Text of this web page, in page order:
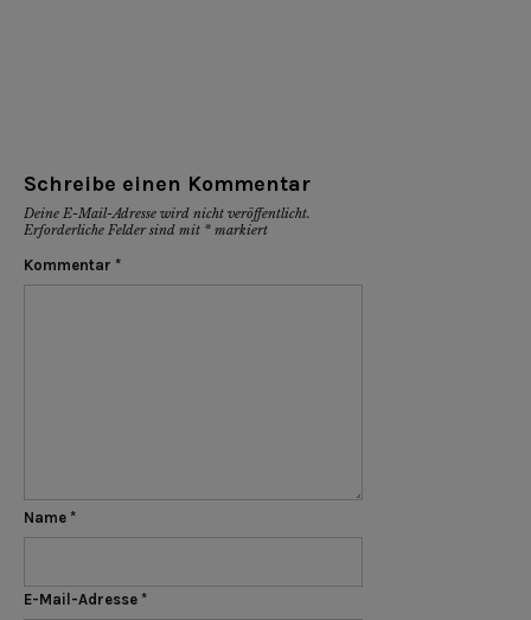
Schreibe einen Kommentar
Deine E-Mail-Adresse wird nicht veröffentlicht.
Erforderliche Felder sind mit * markiert
Kommentar *
Name *
E-Mail-Adresse *